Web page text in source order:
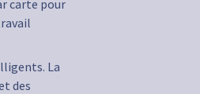
carte pour
La
des